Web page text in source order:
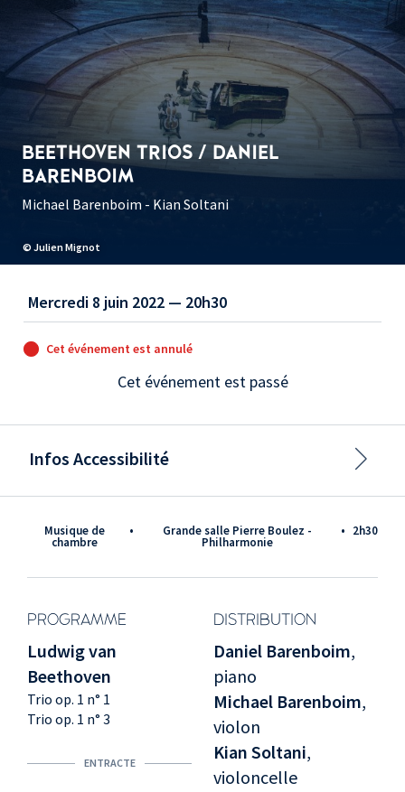
© Julien Mignot
BEETHOVEN TRIOS / DANIEL
BARENBOIM
Michael Barenboim - Kian Soltani
Musique de
chambre
• Grande salle Pierre Boulez -
Philharmonie
• 2h30
PROGRAMME DISTRIBUTION
Ludwig van
Beethoven
Trio op. 1 n° 1
Trio op. 1 n° 3
ENTRACTE
Daniel Barenboim,
piano
Michael Barenboim,
violon
Kian Soltani,
violoncelle
Mercredi 8 juin 2022 — 20h30
Cet événement est annulé
Cet événement est passé
Infos Accessibilité